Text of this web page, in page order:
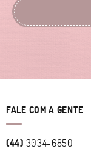
FALE COM A GENTE
(44) 3034-6850